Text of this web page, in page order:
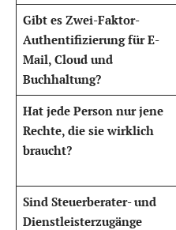
Gibt es Zwei-Faktor-
Authentifizierung für E-
Mail, Cloud und
Buchhaltung?
Hat jede Person nur jene
Rechte, die sie wirklich
braucht?
Sind Steuerberater- und
Dienstleisterzugänge